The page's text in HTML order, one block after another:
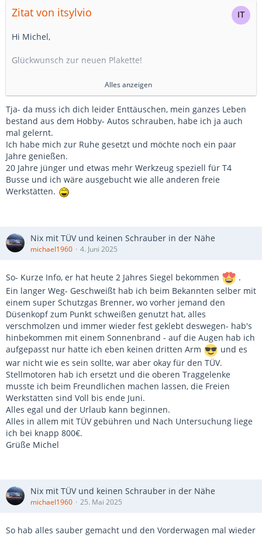
Zitat von itsylvio
Hi Michel,
Glückwunsch zur neuen Plakette!
Total unseriös frage ich dann gleich mal…
Meiner brauch auch etwas Liebe mit dem Schweißgerät
aber ich hab 2 linke Hände voll mit Daumen 🤣
Nimmst du auch Auträge an? 🫣
Grüße,
Sylvio
Alles anzeigen
Tja- da muss ich dich leider Enttäuschen, mein ganzes Leben
bestand aus dem Hobby- Autos schrauben, habe ich ja auch
mal gelernt.
Ich habe mich zur Ruhe gesetzt und möchte noch ein paar
Jahre genießen.
20 Jahre jünger und etwas mehr Werkzeug speziell für T4
Busse und ich wäre ausgebucht wie alle anderen freie
Werkstätten.
Nix mit TÜV und keinen Schrauber in der Nähe
michael1960 4. Juni 2025
So- Kurze Info, er hat heute 2 Jahres Siegel bekommen
.
Ein langer Weg- Geschweißt hab ich beim Bekannten selber mit
einem super Schutzgas Brenner, wo vorher jemand den
Düsenkopf zum Punkt schweißen genutzt hat, alles
verschmolzen und immer wieder fest geklebt deswegen- hab's
hinbekommen mit einem Sonnenbrand - auf die Augen hab ich
aufgepasst nur hatte ich eben keinen dritten Arm
und es
war nicht wie es sein sollte, war aber okay für den TÜV.
Stellmotoren hab ich ersetzt und die oberen Traggelenke
musste ich beim Freundlichen machen lassen, die Freien
Werkstätten sind Voll bis ende Juni.
Alles egal und der Urlaub kann beginnen.
Alles in allem mit TÜV gebühren und Nach Untersuchung liege
ich bei knapp 800€.
Grüße Michel
Nix mit TÜV und keinen Schrauber in der Nähe
michael1960 25. Mai 2025
So hab alles sauber gemacht und den Vorderwagen mal wieder